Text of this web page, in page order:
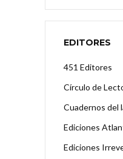
EDITORES
451 Editores
Círculo de
Cuadernos del
Ediciones
Ediciones